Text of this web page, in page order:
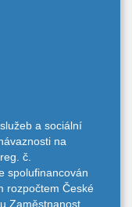
a sociální
na
č.
spolufinancován
rozpočtem České
Zaměstnanost.